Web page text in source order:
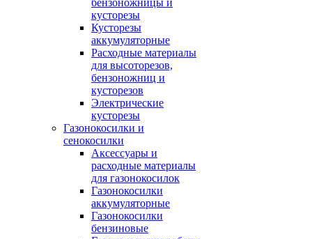
бензоножницы и
кусторезы
Кусторезы
аккумуляторные
Расходные материалы
для высоторезов,
бензоножниц и
кусторезов
Электрические
кусторезы
Газонокосилки и
сенокосилки
Аксессуары и
расходные материалы
для газонокосилок
Газонокосилки
аккумуляторные
Газонокосилки
бензиновые